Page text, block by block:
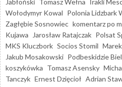
Wołodymyr Kowal Polonia Lidzbark
Zagłębie Sosnowiec komentarz po
Kujawa
Jarosław Ratajczak Polsat
MKS Kluczbork Socios Stomil
Jakub Mosakowski Podbeskidzie
koszykówka Tomasz Asensky
Tanczyk Ernest Dzięcioł Adrian